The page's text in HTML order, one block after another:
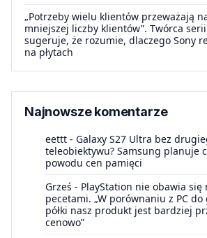
„Potrzeby wielu klientów przeważają
mniejszej liczby klientów”. Twórca
sugeruje, że rozumie, dlaczego Sony
na płytach
Najnowsze komentarze
eettt - Galaxy S27 Ultra bez
teleobiektywu? Samsung planuje
powodu cen pamięci
Grześ - PlayStation nie obawia się
pecetami. „W porównaniu z PC
półki nasz produkt jest bardziej
cenowo”